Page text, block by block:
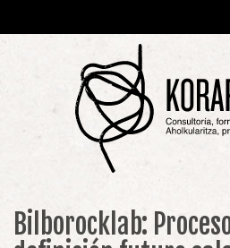
Bilborocklab: